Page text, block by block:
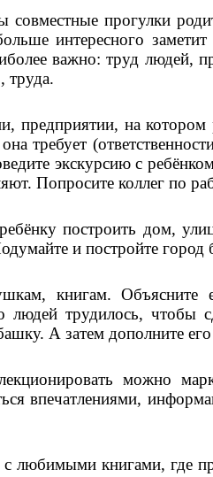
прогулки
интересного
важно: труд людей,
труда.
предприятии, на
требует
экскурсию с
Попросите коллег по
построить дом,
и постройте
книгам.
трудилось, чтобы
А затем дополните
можно
впечатлениями,
любимыми книгами, где